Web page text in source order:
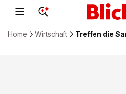
Home Wirtschaft Treffen die